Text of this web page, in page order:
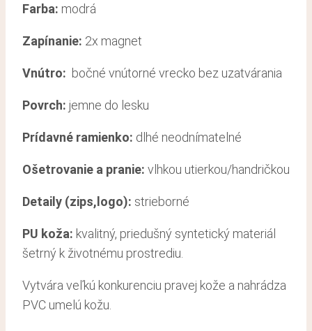
Farba: modrá
Zapínanie: 2x magnet
Vnútro: bočné vnútorné vrecko bez uzatvárania
Povrch: jemne do lesku
Prídavné ramienko: dlhé neodnímatelné
Ošetrovanie a pranie: vlhkou utierkou/handričkou
Detaily (zips,logo): strieborné
PU koža: kvalitný, priedušný syntetický materiál
šetrný k životnému prostrediu.
Vytvára veľkú konkurenciu pravej kože a nahrádza
PVC umelú kožu.